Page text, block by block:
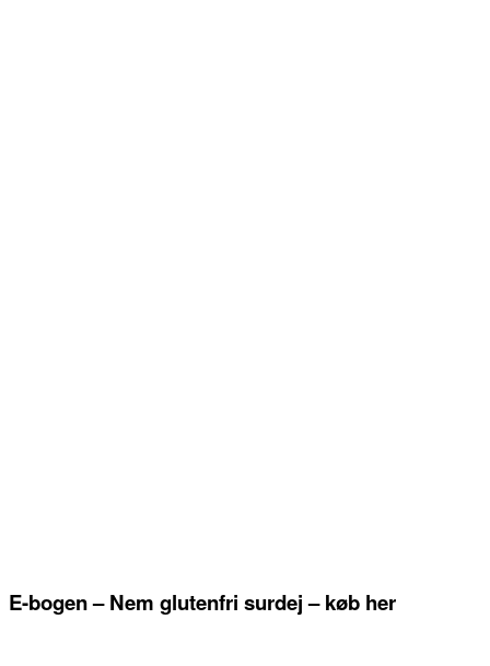
E-bogen – Nem glutenfri surdej – køb her